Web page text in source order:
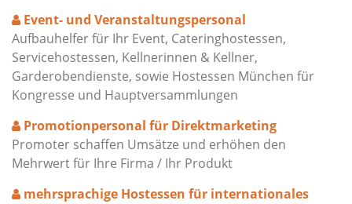
Event- und Veranstaltungspersonal
Aufbauhelfer für Ihr Event, Cateringhostessen,
Servicehostessen, Kellnerinnen & Kellner,
Garderobendienste, sowie Hostessen München für
Kongresse und Hauptversammlungen
Promotionpersonal für Direktmarketing
Promoter schaffen Umsätze und erhöhen den
Mehrwert für Ihre Firma / Ihr Produkt
mehrsprachige Hostessen für internationales